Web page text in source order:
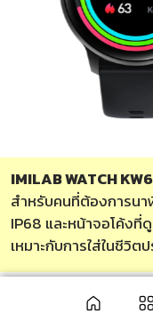
IMILAB WATCH
สำหรับคนที่ต้องการน
IP68 และหน้าจอโค้ง
เหมาะกับการใส่ในชีวิต